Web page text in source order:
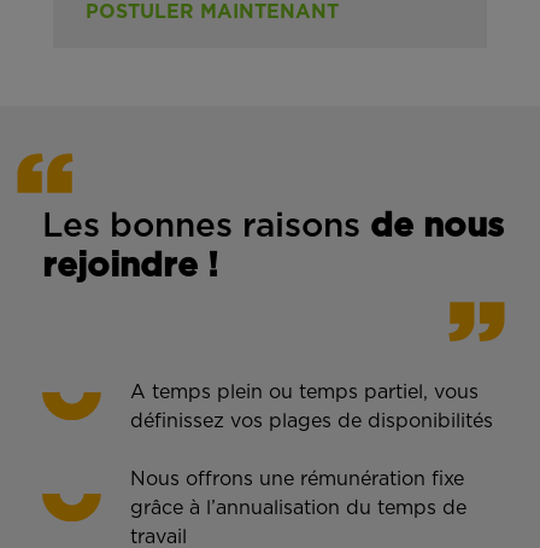
POSTULER MAINTENANT
Les bonnes raisons de nous
rejoindre !
A temps plein ou temps partiel, vous
définissez vos plages de disponibilités
Nous offrons une rémunération fixe
grâce à l’annualisation du temps de
travail